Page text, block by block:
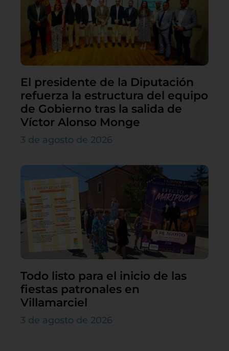
El presidente de la Diputación
refuerza la estructura del equipo
de Gobierno tras la salida de
Víctor Alonso Monge
3 de agosto de 2026
Todo listo para el inicio de las
fiestas patronales en
Villamarciel
3 de agosto de 2026